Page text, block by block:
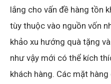
lắng cho vấn đề hàng tồn
tùy thuộc vào nguồn vốn
khảo xu hướng quà tặng
như vậy mới có thể kích
khách hàng. Các mặt